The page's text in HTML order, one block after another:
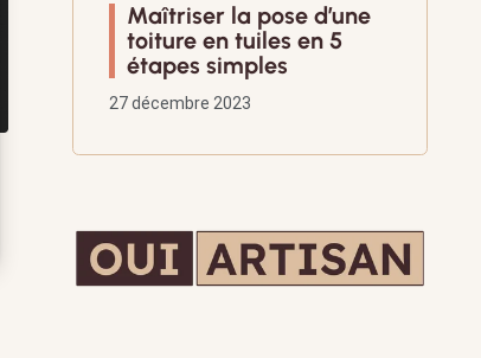
Maîtriser la pose d’une
toiture en tuiles en 5
étapes simples
27 décembre 2023